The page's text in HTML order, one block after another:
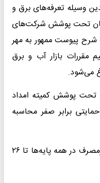
۲۴ اردیبهشت ماه ۱۳۹۴، بدین وسیله تعرفه‌های برق و
تحت پوشش شرکت‌های
شرح پیوست ممهور به مهر
مقررات بازار آب و برق
می‌شود.
تحت پوشش کمیته امداد
برابر صفر محاسبه
همچنین بهای برق برای مشترکان پرمصرف در همه پایه‌ها تا ۲۶